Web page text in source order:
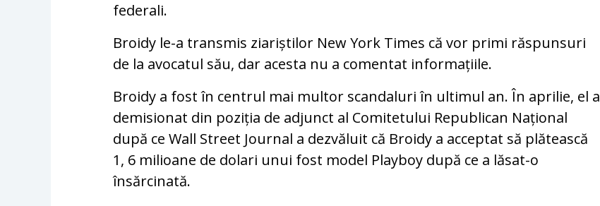
federali.
Broidy le-a transmis ziariștilor New York Times că vor primi răspunsuri
de la avocatul său, dar acesta nu a comentat informațiile.
Broidy a fost în centrul mai multor scandaluri în ultimul an. În aprilie, el a
demisionat din poziția de adjunct al Comitetului Republican Național
după ce Wall Street Journal a dezvăluit că Broidy a acceptat să plătească
1, 6 milioane de dolari unui fost model Playboy după ce a lăsat-o
însărcinată.